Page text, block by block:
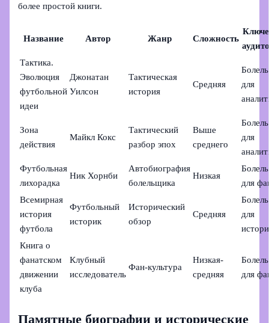
более простой книги.
Название Автор Жанр Сложность
Тактика.
Эволюция
футбольной
идеи
Джонатан
Уилсон
Тактическая
история
Средняя
для
Зона
действия
Майкл Кокс
Тактический
разбор эпох
Выше
среднего
для
Футбольная
лихорадка
Ник Хорнби
Автобиография
болельщика
Низкая
для
Всемирная
история
футбола
Футбольный
историк
Исторический
обзор
Средняя
для
Книга о
фанатском
движении
клуба
Клубный
исследователь
Фан-культура
Низкая-
средняя
для
Памятные биографии и исторические